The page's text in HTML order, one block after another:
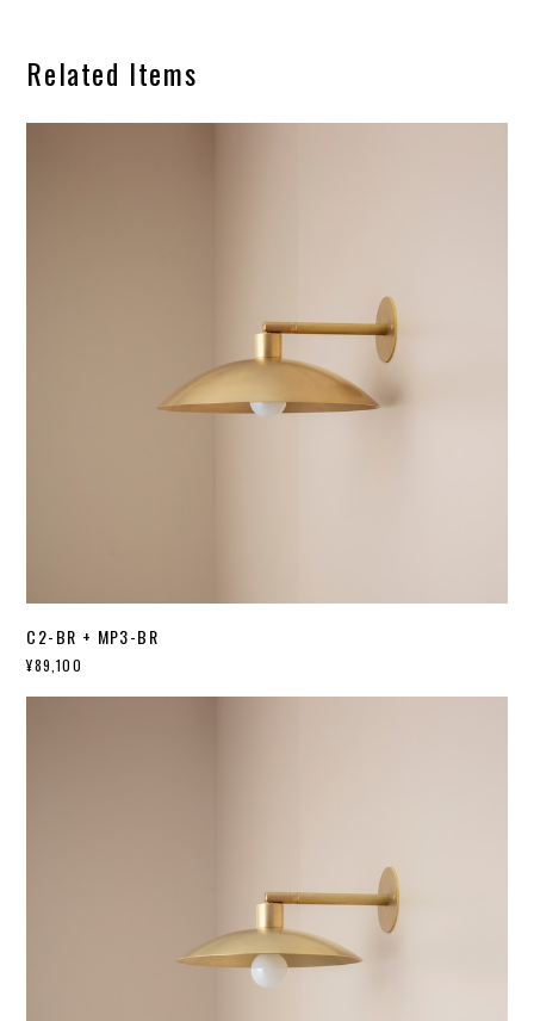
Related Items
C2-BR + MP3-BR
¥89,100